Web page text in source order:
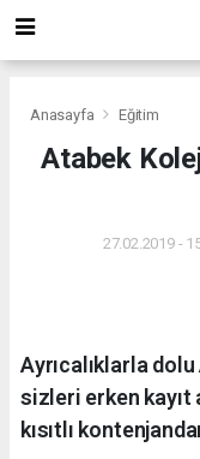
Anasayfa Eğitim
Atabek
27.02.2019 -
Ayrıcalıklarla
sizleri erken kayıt
kısıtlı